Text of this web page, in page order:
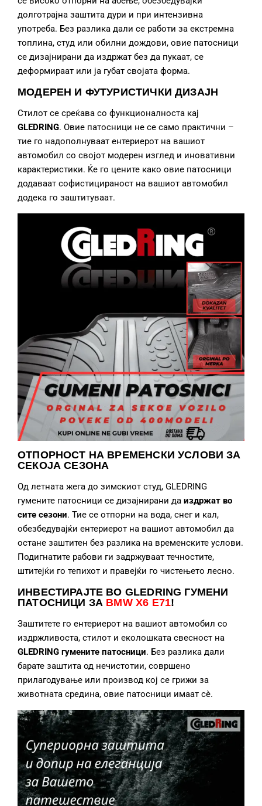
долготрајна заштита дури и при интензивна
употреба. Без разлика дали се работи за екстремна
топлина, студ или обилни дождови, овие патосници
се дизајнирани да издржат без да пукаат, се
деформираат или ја губат својата форма.
МОДЕРЕН И ФУТУРИСТИЧКИ ДИЗАЈН
Стилот се среќава со функционалноста кај
GLEDRING. Овие патосници не се само практични –
тие го надополнуваат ентериерот на вашиот
автомобил со својот модерен изглед и иновативни
карактеристики. Ќе го цените како овие патосници
додаваат софистицираност на вашиот автомобил
додека го заштитуваат.
ОТПОРНОСТ НА ВРЕМЕНСКИ УСЛОВИ ЗА
СЕКОЈА СЕЗОНА
Од летната жега до зимскиот студ, GLEDRING
гумените патосници се дизајнирани да издржат во
сите сезони. Тие се отпорни на вода, снег и кал,
обезбедувајќи ентериерот на вашиот автомобил да
остане заштитен без разлика на временските услови.
Подигнатите рабови ги задржуваат течностите,
штитејќи го тепихот и правејќи го чистењето лесно.
ИНВЕСТИРАЈТЕ ВО GLEDRING ГУМЕНИ
ПАТОСНИЦИ ЗА BMW X6 E71!
Заштитете го ентериерот на вашиот автомобил со
издржливоста, стилот и еколошката свесност на
GLEDRING гумените патосници. Без разлика дали
барате заштита од нечистотии, совршено
прилагодување или производ кој се грижи за
животната средина, овие патосници имаат сè.